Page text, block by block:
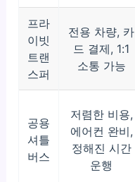
프라
이빗
트랜
스퍼
전용 차량, 카
드 결제, 1:1
소통 가능
공용
셔틀
버스
저렴한 비용,
에어컨 완비,
정해진 시간
운행